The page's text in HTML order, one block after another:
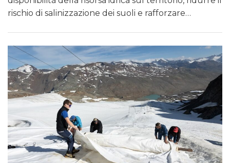
rischio di salinizzazione dei suoli e rafforzare…